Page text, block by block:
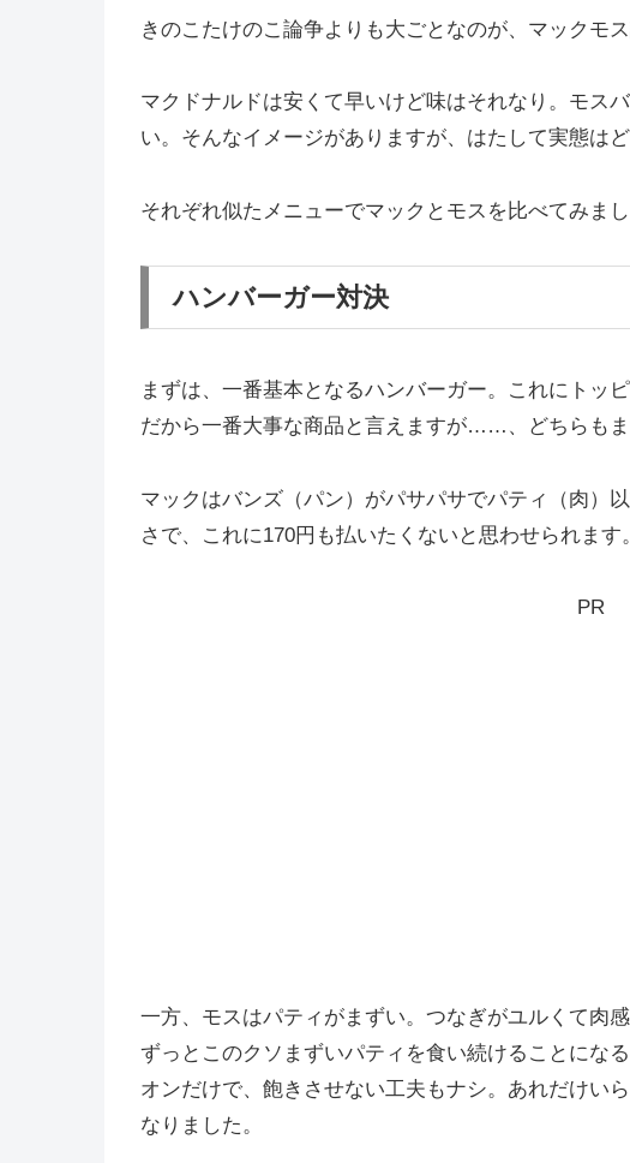
きのこたけのこ論争よりも大ごとなのが、マックモス
マクドナルドは安くて早いけど味はそれなり。モス
い。そんなイメージがありますが、はたして実態は
それぞれ似たメニューでマックとモスを比べてみまし
ハンバーガー対決
まずは、一番基本となるハンバーガー。これにトッ
だから一番大事な商品と言えますが……、どちらもま
マックはバンズ（パン）がパサパサでパティ（肉）
さで、これに170円も払いたくないと思わせられます。
PR
一方、モスはパティがまずい。つなぎがユルくて肉
ずっとこのクソまずいパティを食い続けることに
オンだけで、飽きさせない工夫もナシ。あれだけい
なりました。